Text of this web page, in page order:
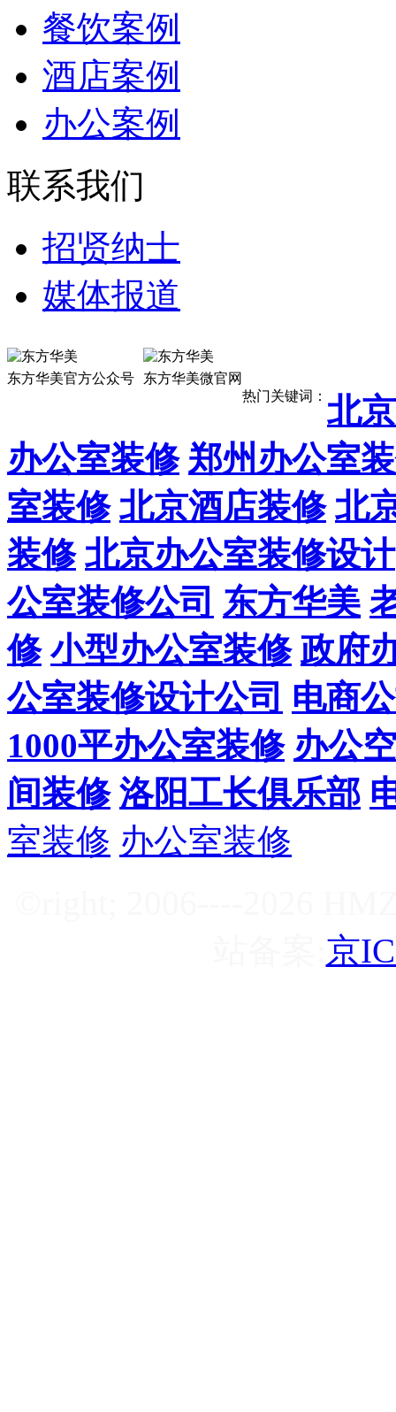
餐饮案例
酒店案例
办公案例
联系我们
招贤纳士
媒体报道
东方华美官方公众号 东方华美微官网
热门关键词： 北
办公室装修 郑州办公室
室装修 北京酒店装修 北
装修 北京办公室装修设计
公室装修公司 东方华美
修 小型办公室装修 政府
公室装修设计公司 电商
1000平办公室装修 办公
间装修 洛阳工长俱乐部
室装修 办公室装修
京